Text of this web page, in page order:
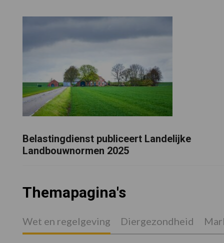
Belastingdienst publiceert Landelijke
Landbouwnormen 2025
Themapagina's
Wet en regelgeving Diergezondheid